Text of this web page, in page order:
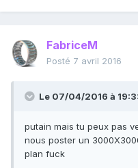
FabriceM
Posté 7 avril 2016
Le 07/04/2016 à
putain mais tu peux pas
nous poster un
plan fuck